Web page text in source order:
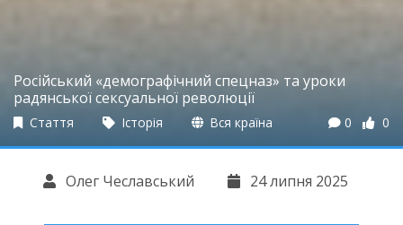
Російський «демографічний спецназ» та уроки
радянської сексуальної революції
Стаття Історія Вся країна 0 0
Олег Чеславський 24 липня 2025